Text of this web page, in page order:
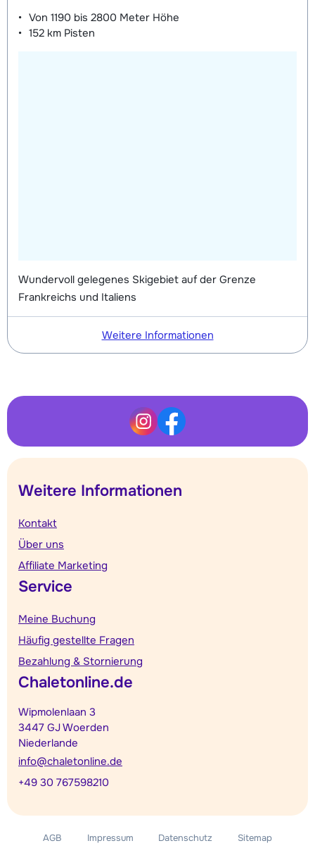
Von 1190 bis 2800 Meter Höhe
152 km Pisten
Wundervoll gelegenes Skigebiet auf der Grenze
Frankreichs und Italiens
Weitere Informationen
Weitere Informationen
Kontakt
Über uns
Affiliate Marketing
Service
Meine Buchung
Häufig gestellte Fragen
Bezahlung & Stornierung
Chaletonline.de
Wipmolenlaan 3
3447 GJ Woerden
Niederlande
info@chaletonline.de
+49 30 767598210
AGB Impressum Datenschutz Sitemap